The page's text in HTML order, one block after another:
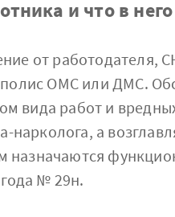
и что в него
от работодателя,
ОМС или ДМС.
вида работ и
нарколога, а
назначаются
№ 29н.